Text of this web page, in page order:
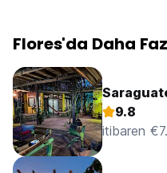
Flores'da Daha
9.8
itibaren